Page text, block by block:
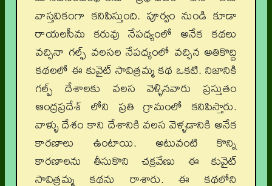
వాస్తవికంగా కనిపిస్తుంది. పూర్వం నుండి కూడా
రాయలసీమ కరువు నేపధ్యంలో అనేక కథలు
వచ్చినా గల్ఫ్ వలసల నేపధ్యంలో వచ్చిన అతికొద్ది
కథలలో ఈ కువైట్ సావిత్రమ్మ కథ ఒకటి. నిజానికి
గల్ఫ్ దేశాలకు వలస వెళ్ళినవారు ప్రస్తుతం
ఆంద్రప్రదేశ్ లోని ప్రతి గ్రామంలో కనిపిస్తారు.
వాళ్ళు దేశం కాని దేశానికి వలస వెళ్ళడానికి అనేక
కారణాలు ఉంటాయి. అటువంటి కొన్ని
కారణాలను తీసుకొని చక్రవేణు ఈ కువైట్
సావిత్రమ్మ కథను రాశారు. ఈ కథలోని